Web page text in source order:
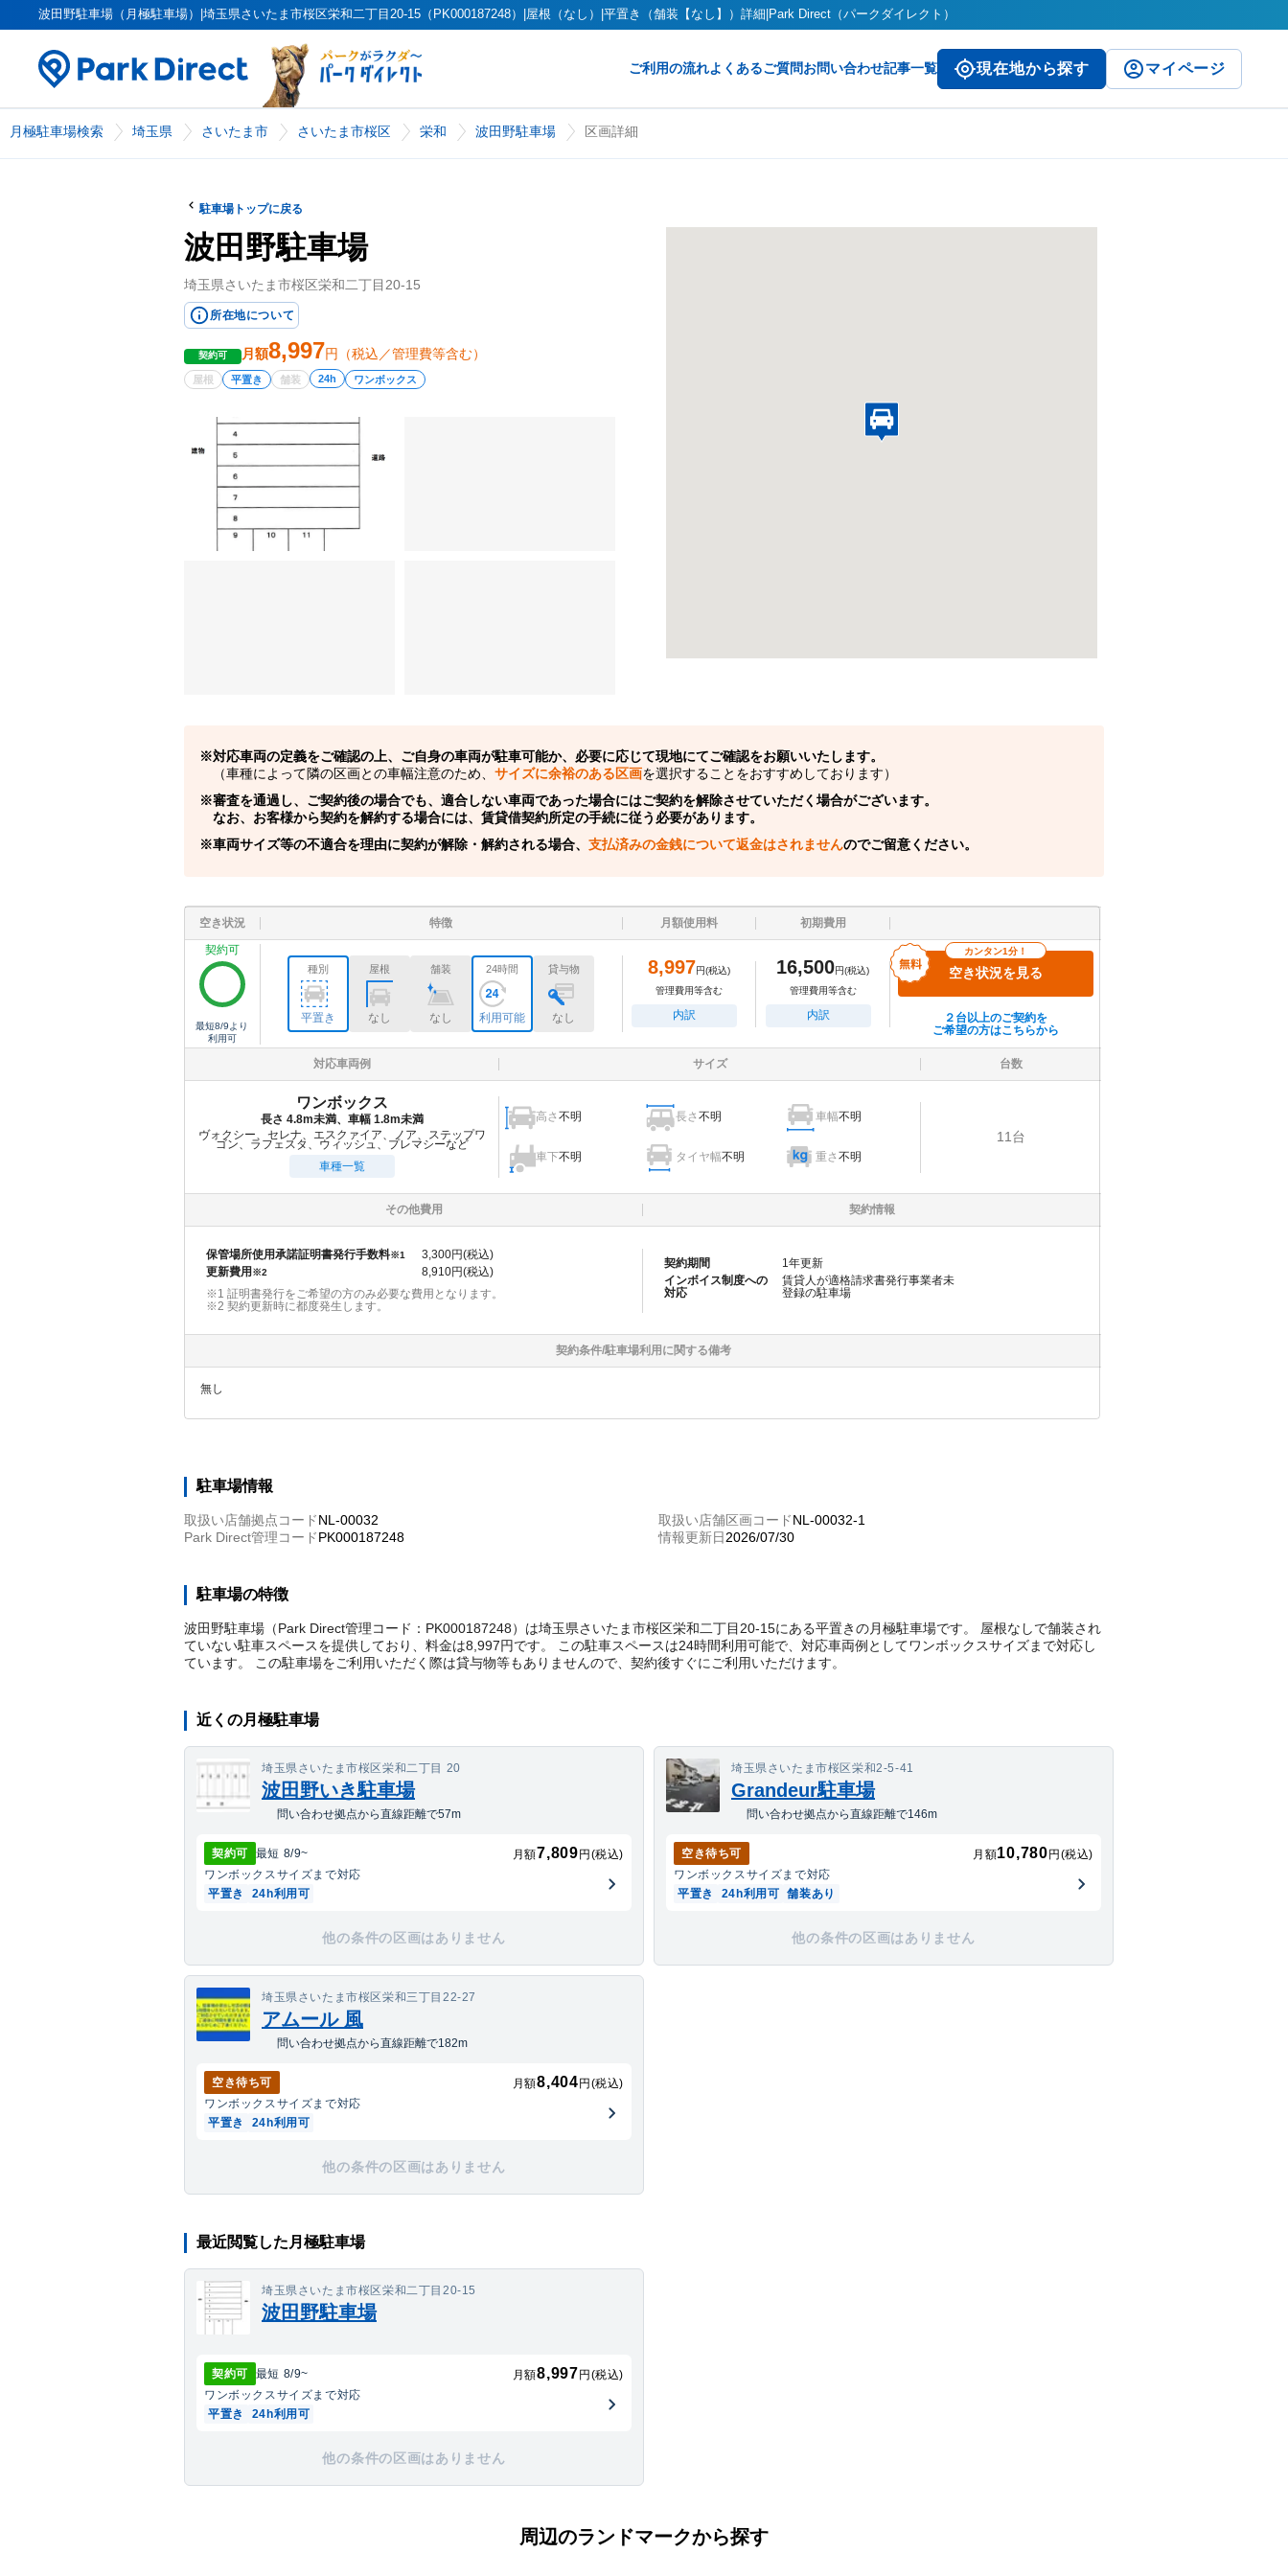
波田野駐車場（月極駐車場）|埼玉県さいたま市桜区栄和二丁目20-15（PK000187248）|屋根（なし）|平置き（舗装【なし】）詳細|Park Direct（パークダイレクト）
ご利用の流れよくあるご質問お問い合わせ記事一覧 現在地から探す マイページ
月極駐車場検索 埼玉県 さいたま市 さいたま市桜区 栄和 波田野駐車場 区画詳細
駐車場トップに戻る
波田野駐車場
埼玉県さいたま市桜区栄和二丁目20-15
所在地について
契約可 月額8,997円（税込／管理費等含む）
屋根 平置き 舗装 24h ワンボックス
対応車両の定義をご確認の上、ご自身の車両が駐車可能か、必要に応じて現地にてご確認をお願いいたします。
（車種によって隣の区画との車幅注意のため、 サイズに余裕のある区画を選択することをおすすめしております）
審査を通過し、ご契約後の場合でも、適合しない車両であった場合にはご契約を解除させていただく場合がございます。
なお、お客様から契約を解約する場合には、賃貸借契約所定の手続に従う必要があります。
車両サイズ等の不適合を理由に契約が解除・解約される場合、 支払済みの金銭について返金はされませんのでご留意ください。
空き状況 特徴 月額使用料
初期費用
契約可
最短8/9 より
利用可
種別
平置き
屋根
なし
舗装
なし
24時間
利用可能
貸与物
なし
8,997円(税込)
管理費用等含む
内訳
16,500円(税込)
管理費用等含む
内訳
カンタン1分！
空き状況を見る
２台以上のご契約を
ご希望の方はこちらから
対応車両例 サイズ 台数
ワンボックス
長さ 4.8m未満、車幅 1.8m未満
ヴォクシー、セレナ、エスクァイア、ノア、ステップワ
ゴン、ラフェスタ、ウィッシュ、プレマシーなど
車種一覧
高さ不明 長さ不明 車幅不明
車下不明 タイヤ幅不明 重さ不明
11 台
その他費用 契約情報
保管場所使用承諾証明書発行手数料※1 3,300円(税込)
更新費用※2 8,910円(税込)
※1 証明書発行をご希望の方のみ必要な費用となります。
※2 契約更新時に都度発生します。
契約期間 1年更新
インボイス制度への
対応
賃貸人が適格請求書発行事業者未
登録の駐車場
契約条件/駐車場利用に関する備考
無し
駐車場情報
取扱い店舗拠点コードNL-00032 取扱い店舗区画コードNL-00032-1
Park Direct管理コードPK000187248 情報更新日2026/07/30
駐車場の特徴
波田野駐車場（Park Direct管理コード：PK000187248）は埼玉県さいたま市桜区栄和二丁目20-15にある平置きの月極駐車場です。 屋根なしで舗装され
ていない駐車スペースを提供しており、料金は8,997円です。 この駐車スペースは24時間利用可能で、対応車両例としてワンボックスサイズまで対応し
ています。 この駐車場をご利用いただく際は貸与物等もありませんので、契約後すぐにご利用いただけます。
近くの月極駐車場
埼玉県さいたま市桜区栄和二丁目 20
波田野いき駐車場
問い合わせ拠点から直線距離で57m
契約可 最短 8/9~ 月額7,809 円(税込)
ワンボックスサイズまで対応
平置き
24h利用可
他の条件の区画はありません
埼玉県さいたま市桜区栄和2-5-41
Grandeur駐車場
問い合わせ拠点から直線距離で146m
空き待ち可 月額10,780 円(税込)
ワンボックスサイズまで対応
平置き
24h利用可 舗装あり
他の条件の区画はありません
埼玉県さいたま市桜区栄和三丁目22-27
アムール 風
問い合わせ拠点から直線距離で182m
空き待ち可 月額8,404 円(税込)
ワンボックスサイズまで対応
平置き
24h利用可
他の条件の区画はありません
最近閲覧した月極駐車場
埼玉県さいたま市桜区栄和二丁目20-15
波田野駐車場
契約可 最短 8/9~ 月額8,997 円(税込)
ワンボックスサイズまで対応
平置き
24h利用可
他の条件の区画はありません
周辺のランドマークから探す